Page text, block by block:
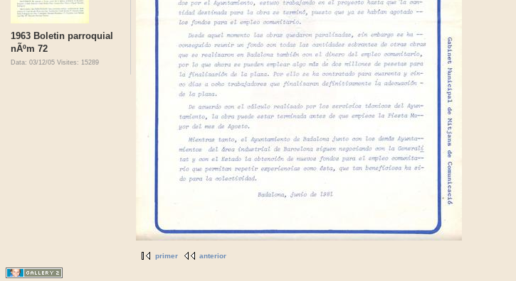
1963 Boletin parroquial
nÃºm 72
Data: 03/12/05 Visites: 15289
primer anterior